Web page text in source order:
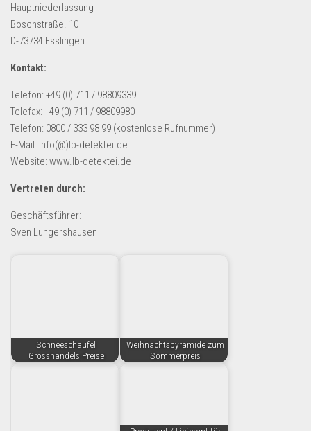
Hauptniederlassung
Boschstraße. 10
D-73734 Esslingen
Kontakt:
Telefon: +49 (0) 711 / 98809339
Telefax: +49 (0) 711 / 98809980
Telefon: 0800 / 333 98 99 (kostenlose Rufnummer)
E-Mail: info(@)lb-detektei.de
Website: www.lb-detektei.de
Vertreten durch:
Geschäftsführer:
Sven Lungershausen
Schneeschaufel
Grosshandels Preise
Weihnachtspyramide zum
Sommerpreis